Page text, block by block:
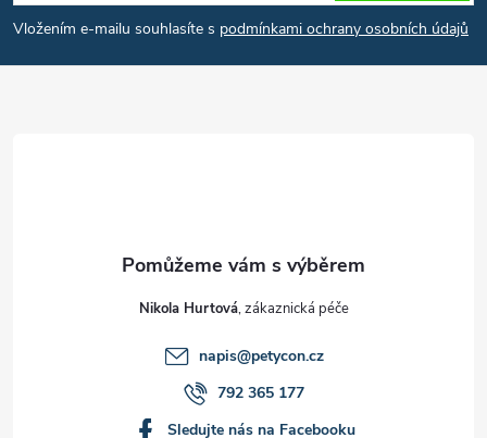
p
a
Vložením e-mailu souhlasíte s podmínkami ochrany osobních údajů
Nikola Hurtová
napis@petycon.cz
792 365 177
Sledujte nás na Facebooku